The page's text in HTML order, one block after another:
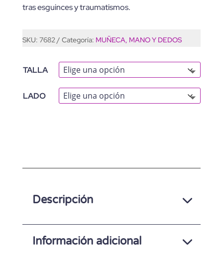
tras esguinces y traumatismos.
SKU: 7682 Categoría: MUÑECA, MANO Y DEDOS
TALLA
LADO
A
Descripción
Información adicional